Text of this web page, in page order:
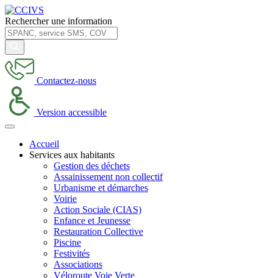
Rechercher une information
Contactez-nous
Version accessible
Accueil
Services aux habitants
Gestion des déchets
Assainissement non collectif
Urbanisme et démarches
Voirie
Action Sociale (CIAS)
Enfance et Jeunesse
Restauration Collective
Piscine
Festivités
Associations
Véloroute Voie Verte